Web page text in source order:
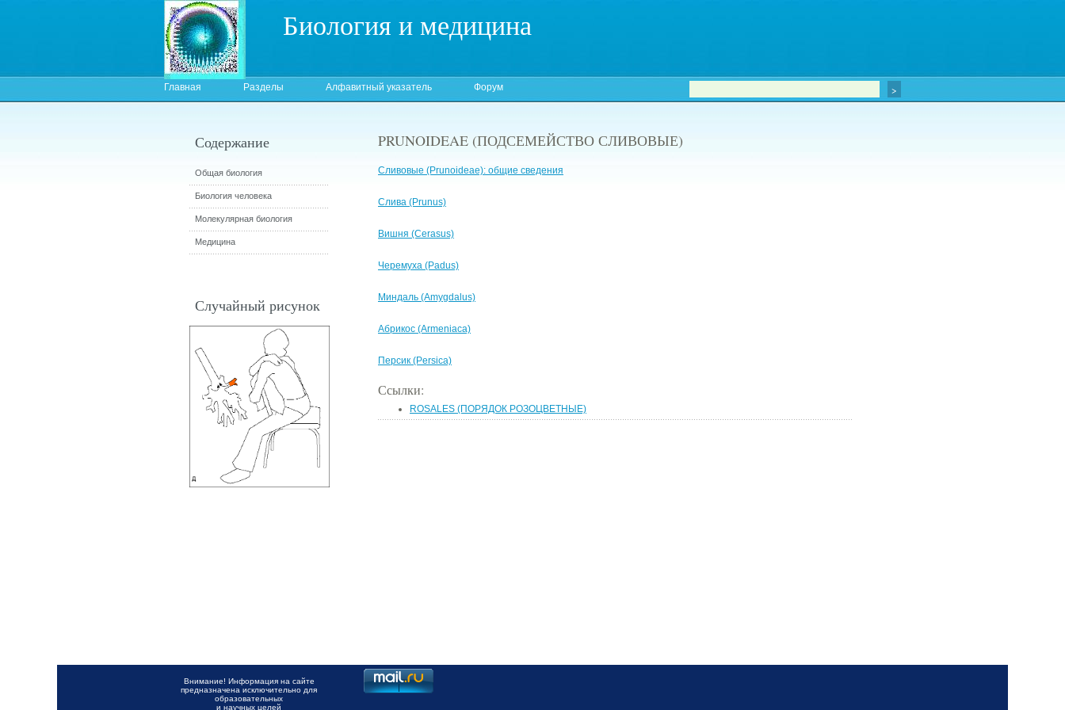
Биология и медицина
Главная Разделы Алфавитный указатель Форум
PRUNOIDEAE (ПОДСЕМЕЙСТВО СЛИВОВЫЕ)
Сливовые (Prunoideae): общие сведения
Слива (Prunus)
Вишня (Cerasus)
Черемуха (Padus)
Миндаль (Amygdalus)
Абрикос (Armeniaca)
Персик (Persica)
Ссылки:
ROSALES (ПОРЯДОК РОЗОЦВЕТНЫЕ)
Содержание
Общая биология
Биология человека
Молекулярная биология
Медицина
Случайный рисунок
Внимание! Информация на сайте
предназначена исключительно для
образовательных
и научных целей